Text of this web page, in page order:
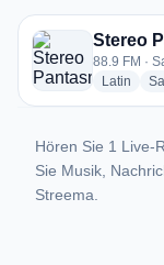
1 Radiosender
Stereo
88.9 FM ·
Latin
Hören Sie 1 Live-
Sie Musik,
Streema.